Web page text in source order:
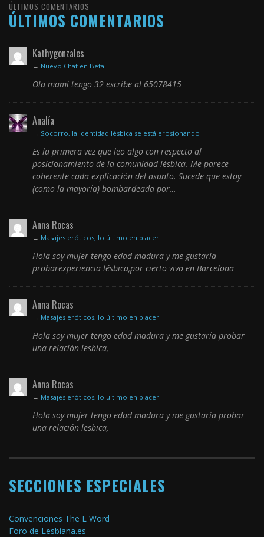
ÚLTIMOS COMENTARIOS
ÚLTIMOS COMENTARIOS
Kathygonzales
→ Nuevo Chat en Beta
Ola mami tengo 32 escribe al 65078415
Analía
→ Socorro, la identidad lésbica se está erosionando
Es la primera vez que leo algo con respecto al
posicionamiento de la comunidad lésbica. Me parece
coherente cada explicación del asunto. Sucede que estoy
(como la mayoría) bombardeada por…
Anna Rocas
→ Masajes eróticos, lo último en placer
Hola soy mujer tengo edad madura y me gustaría
probarexperiencia lésbica,por cierto vivo en Barcelona
Anna Rocas
→ Masajes eróticos, lo último en placer
Hola soy mujer tengo edad madura y me gustaría probar
una relación lesbica,
Anna Rocas
→ Masajes eróticos, lo último en placer
Hola soy mujer tengo edad madura y me gustaría probar
una relación lesbica,
SECCIONES ESPECIALES
Convenciones The L Word
Foro de Lesbiana.es